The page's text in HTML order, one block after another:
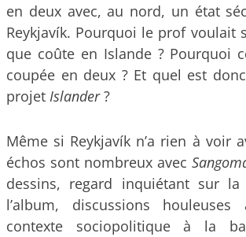
en deux avec, au nord, un état
Reykjavík. Pourquoi le prof voulait
que coûte en Islande ? Pourquoi
coupée en deux ? Et quel est
projet Islander?
Même si Reykjavík n’a rien à voir
échos sont nombreux avec
dessins, regard inquiétant sur
l’album, discussions houleuses
contexte sociopolitique à la